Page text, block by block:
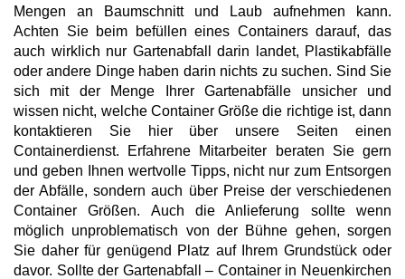
Mengen an Baumschnitt und Laub aufnehmen kann.
Achten Sie beim befüllen eines Containers darauf, das
auch wirklich nur Gartenabfall darin landet, Plastikabfälle
oder andere Dinge haben darin nichts zu suchen. Sind Sie
sich mit der Menge Ihrer Gartenabfälle unsicher und
wissen nicht, welche Container Größe die richtige ist, dann
kontaktieren Sie hier über unsere Seiten einen
Containerdienst. Erfahrene Mitarbeiter beraten Sie gern
und geben Ihnen wertvolle Tipps, nicht nur zum Entsorgen
der Abfälle, sondern auch über Preise der verschiedenen
Container Größen. Auch die Anlieferung sollte wenn
möglich unproblematisch von der Bühne gehen, sorgen
Sie daher für genügend Platz auf Ihrem Grundstück oder
davor. Sollte der Gartenabfall – Container in Neuenkirchen